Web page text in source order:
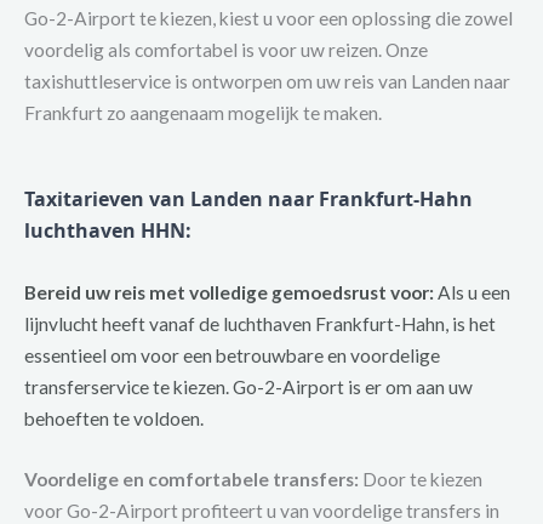
Go-2-Airport te kiezen, kiest u voor een oplossing die zowel
voordelig als comfortabel is voor uw reizen. Onze
taxishuttleservice is ontworpen om uw reis van Landen naar
Frankfurt zo aangenaam mogelijk te maken.
Taxitarieven van Landen naar Frankfurt-Hahn
luchthaven HHN:
Bereid uw reis met volledige gemoedsrust voor: Als u een
lijnvlucht heeft vanaf de luchthaven Frankfurt-Hahn, is het
essentieel om voor een betrouwbare en voordelige
transferservice te kiezen. Go-2-Airport is er om aan uw
behoeften te voldoen.
Voordelige en comfortabele transfers: Door te kiezen
voor Go-2-Airport profiteert u van voordelige transfers in